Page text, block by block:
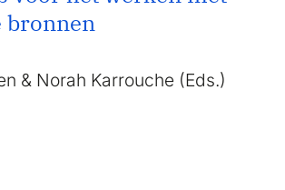
bronnen
& Norah Karrouche (Eds.)